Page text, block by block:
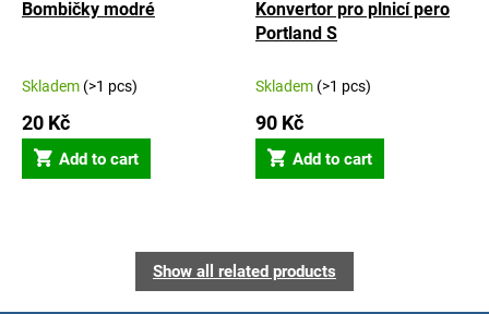
Bombičky modré
Skladem (>1 pcs)
20 Kč
Add to cart
Konvertor pro plnicí pero
Portland S
Skladem (>1 pcs)
90 Kč
Add to cart
Show all related products